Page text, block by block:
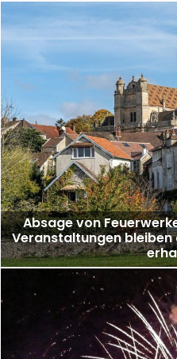
Absage von
Veranstaltungen